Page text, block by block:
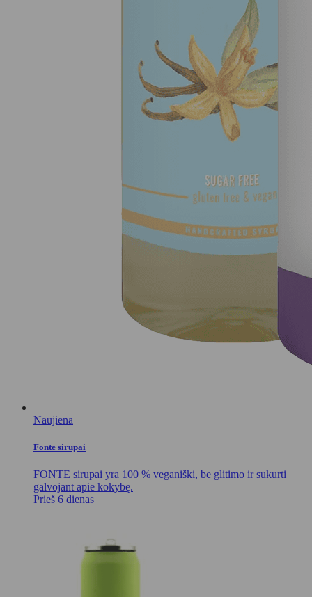
Naujiena
Fonte sirupai
FONTE sirupai yra 100 % veganiški, be glitimo ir sukurti
galvojant apie kokybę.
Prieš 6 dienas